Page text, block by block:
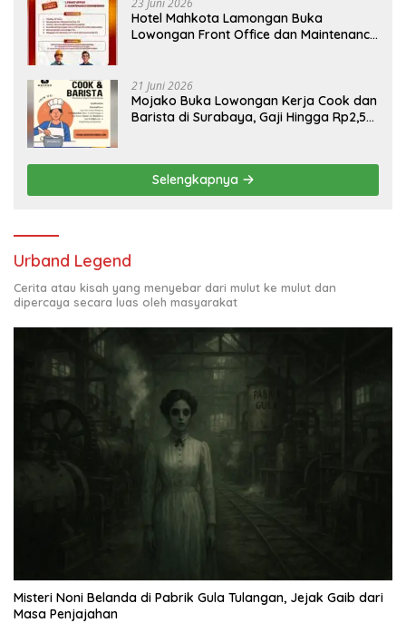
23 Juni 2026
Hotel Mahkota Lamongan Buka
Lowongan Front Office dan Maintenance
21 Juni 2026
Mojako Buka Lowongan Kerja Cook dan
Barista di Surabaya, Gaji Hingga Rp2,5
Selengkapnya
Urband Legend
Cerita atau kisah yang menyebar dari mulut ke mulut dan
dipercaya secara luas oleh masyarakat
Misteri Noni Belanda di Pabrik Gula Tulangan, Jejak Gaib dari
Masa Penjajahan